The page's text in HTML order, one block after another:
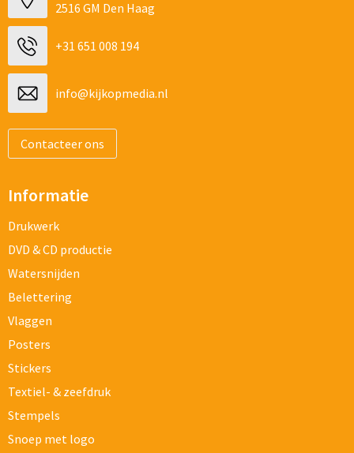
2516 GM Den Haag
+31 651 008 194
info@kijkopmedia.nl
Contacteer ons
Informatie
Drukwerk
DVD & CD productie
Watersnijden
Belettering
Vlaggen
Posters
Stickers
Textiel- & zeefdruk
Stempels
Snoep met logo